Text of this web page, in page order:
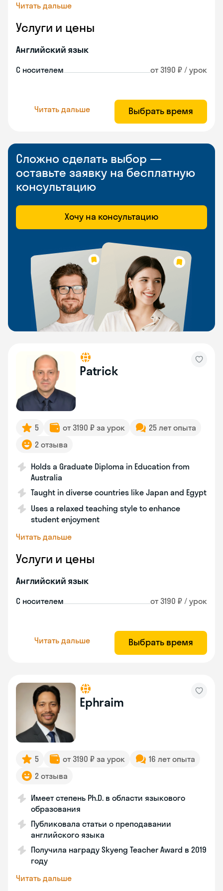
Читать дальше
Услуги и цены
Английский язык
С носителем от 3190 ₽ / урок
Читать дальше Выбрать время
Сложно сделать выбор —
оставьте заявку на бесплатную
консультацию
Хочу на консультацию
Patrick
5 от 3190 ₽ за урок
25 лет опыта
2 отзыва
Holds a Graduate Diploma in Education from
Australia
Taught in diverse countries like Japan and Egypt
Uses a relaxed teaching style to enhance
student enjoyment
Читать дальше
Услуги и цены
Английский язык
С носителем от 3190 ₽ / урок
Читать дальше Выбрать время
Ephraim
5 от 3190 ₽ за урок
16 лет опыта
2 отзыва
Имеет степень Ph.D. в области языкового
образования
Публиковала статьи о преподавании
английского языка
Получила награду Skyeng Teacher Award в 2019
году
Читать дальше